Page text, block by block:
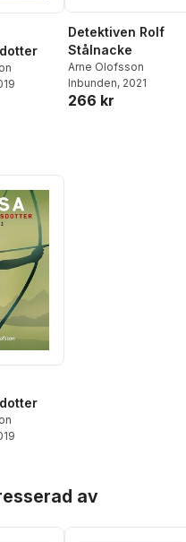
Detektiven Rolf
Stålnacke
Arne Olofsson
Inbunden, 2021
266 kr
av